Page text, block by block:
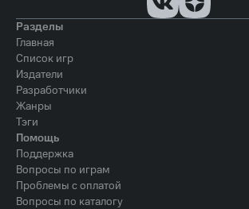
Разделы
Главная
Список игр
Издатели
Разработчики
Жанры
Тэги
Помощь
Поддержка
Вопросы по играм
Проблемы с оплатой
Вопросы по каталогу